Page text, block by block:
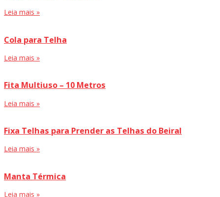
Leia mais »
Cola para Telha
Leia mais »
Fita Multiuso – 10 Metros
Leia mais »
Fixa Telhas para Prender as Telhas do Beiral
Leia mais »
Manta Térmica
Leia mais »